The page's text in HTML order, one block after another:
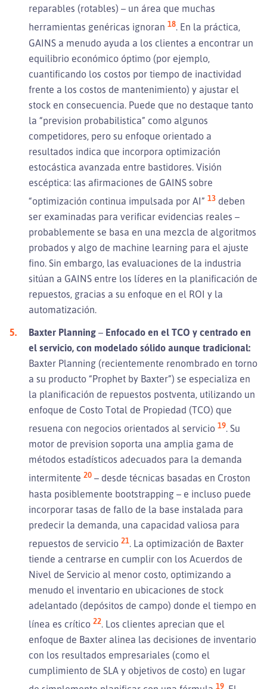
reparables (rotables) – un área que muchas
herramientas genéricas ignoran 18. En la práctica,
GAINS a menudo ayuda a los clientes a encontrar un
equilibrio económico óptimo (por ejemplo,
cuantificando los costos por tiempo de inactividad
frente a los costos de mantenimiento) y ajustar el
stock en consecuencia. Puede que no destaque tanto
la “prevision probabilistica” como algunos
competidores, pero su enfoque orientado a
resultados indica que incorpora optimización
estocástica avanzada entre bastidores. Visión
escéptica: las afirmaciones de GAINS sobre
“optimización continua impulsada por AI” 13 deben
ser examinadas para verificar evidencias reales –
probablemente se basa en una mezcla de algoritmos
probados y algo de machine learning para el ajuste
fino. Sin embargo, las evaluaciones de la industria
sitúan a GAINS entre los líderes en la planificación de
repuestos, gracias a su enfoque en el ROI y la
automatización.
Baxter Planning – Enfocado en el TCO y centrado en
el servicio, con modelado sólido aunque tradicional:
Baxter Planning (recientemente renombrado en torno
a su producto “Prophet by Baxter”) se especializa en
la planificación de repuestos postventa, utilizando un
enfoque de Costo Total de Propiedad (TCO) que
resuena con negocios orientados al servicio 19. Su
motor de prevision soporta una amplia gama de
métodos estadísticos adecuados para la demanda
intermitente 20 – desde técnicas basadas en Croston
hasta posiblemente bootstrapping – e incluso puede
incorporar tasas de fallo de la base instalada para
predecir la demanda, una capacidad valiosa para
repuestos de servicio 21. La optimización de Baxter
tiende a centrarse en cumplir con los Acuerdos de
Nivel de Servicio al menor costo, optimizando a
menudo el inventario en ubicaciones de stock
adelantado (depósitos de campo) donde el tiempo en
línea es crítico 22. Los clientes aprecian que el
enfoque de Baxter alinea las decisiones de inventario
con los resultados empresariales (como el
cumplimiento de SLA y objetivos de costo) en lugar
19